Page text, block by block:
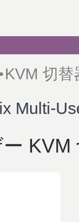
KVM 切替
Multi-
KVM